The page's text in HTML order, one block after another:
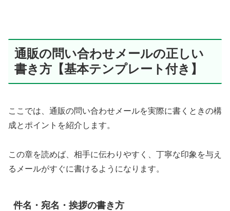
通販の問い合わせメールの正しい
書き方【基本テンプレート付き】
ここでは、通販の問い合わせメールを実際に書くときの構
成とポイントを紹介します。
この章を読めば、相手に伝わりやすく、丁寧な印象を与え
るメールがすぐに書けるようになります。
件名・宛名・挨拶の書き方